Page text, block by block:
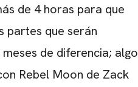
de 4 horas para que
partes que serán
de diferencia; algo
Rebel Moon de Zack